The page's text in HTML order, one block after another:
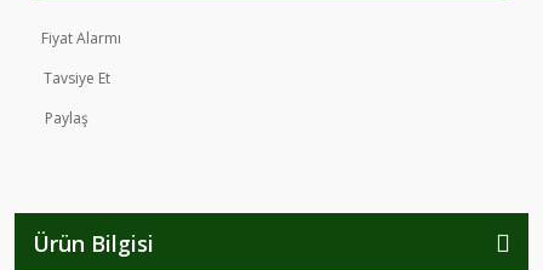
Fiyat Alarmı
Tavsiye Et
Paylaş
Ürün Bilgisi